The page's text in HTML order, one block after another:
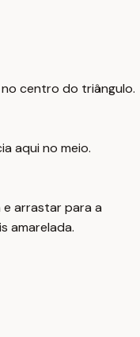
centro do triângulo.
aqui no meio.
e arrastar para a
amarelada.